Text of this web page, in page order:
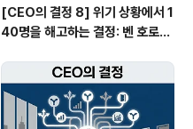
[CEO의 결정 8] 위기 상황에서 1
40명을 해고하는 결정: 벤 호로위